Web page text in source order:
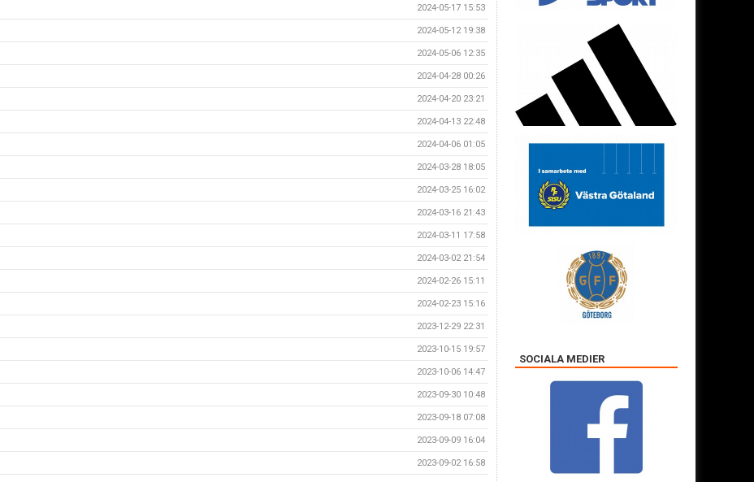
2024-05-17 15:53
2024-05-12 19:38
2024-05-06 12:35
2024-04-28 00:26
2024-04-20 23:21
2024-04-13 22:48
2024-04-06 01:05
2024-03-28 18:05
2024-03-25 16:02
2024-03-16 21:43
2024-03-11 17:58
2024-03-02 21:54
2024-02-26 15:11
2024-02-23 15:16
2023-12-29 22:31
2023-10-15 19:57
2023-10-06 14:47
2023-09-30 10:48
2023-09-18 07:08
2023-09-09 16:04
2023-09-02 16:58
SOCIALA MEDIER